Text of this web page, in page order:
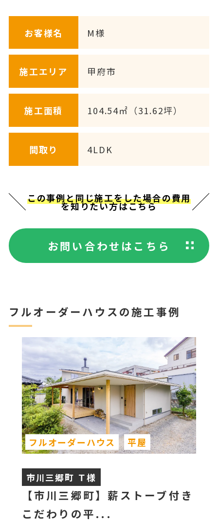
お客様名 M様
施工エリア 甲府市
施工面積 104.54㎡（31.62坪）
間取り 4LDK
この事例と同じ施工をした場合の費用
を知りたい方はこちら
お問い合わせはこちら
フルオーダーハウスの施工事例
市川三郷町 Ｔ様
【市川三郷町】薪ストーブ付き
こだわりの平...
フルオーダーハウス 平屋